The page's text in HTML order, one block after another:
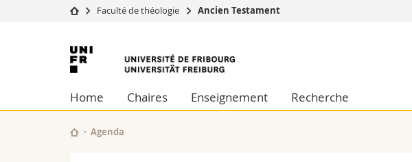
Université
Recherche
Université
Formation continue
Sciences économiques et
Lettres et sciences humaines
Faculté de théologie Ancien Testament
Université
de
Fribourg
Home Chaires Enseignement Recherche
Agenda